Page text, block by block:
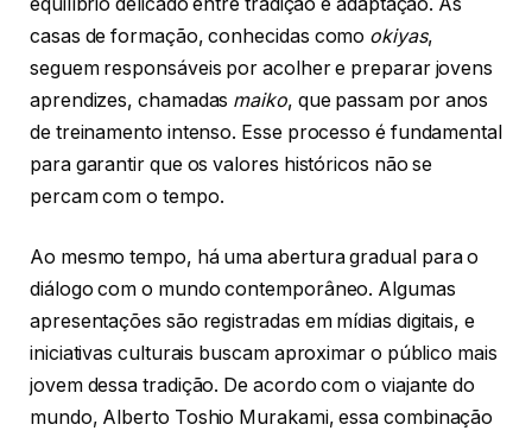
casas de formação, conhecidas como okiyas,
seguem responsáveis por acolher e preparar jovens
aprendizes, chamadas maiko, que passam por anos
de treinamento intenso. Esse processo é fundamental
para garantir que os valores históricos não se
percam com o tempo.
Ao mesmo tempo, há uma abertura gradual para o
diálogo com o mundo contemporâneo. Algumas
apresentações são registradas em mídias digitais, e
iniciativas culturais buscam aproximar o público mais
jovem dessa tradição. De acordo com o viajante do
mundo, Alberto Toshio Murakami, essa combinação